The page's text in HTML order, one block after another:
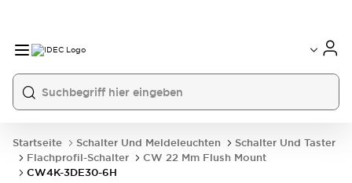
Startseite Schalter Und Meldeleuchten
Schalter Und Taster
Flachprofil-Schalter
CW 22 Mm Flush Mount
CW4K-3DE30-6H